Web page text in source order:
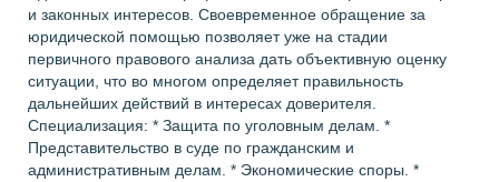
и законных интересов. Своевременное обращение за
юридической помощью позволяет уже на стадии
первичного правового анализа дать объективную оценку
ситуации, что во многом определяет правильность
дальнейших действий в интересах доверителя.
Специализация: * Защита по уголовным делам. *
Представительство в суде по гражданским и
административным делам. * Экономические споры. *